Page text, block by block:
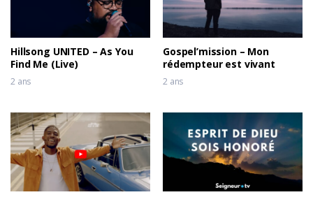
Hillsong UNITED – As You
Find Me (Live)
2 ans
Gospel’mission – Mon
rédempteur est vivant
2 ans